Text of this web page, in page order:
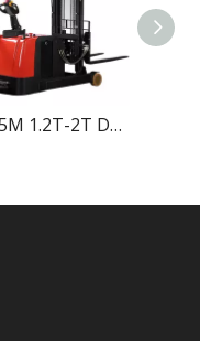
Everlift 1.5 tonnes chariot élévateur prix ciseaux atteindre camion chariots élévateurs 6M 8M 9M gerbeur électrique prix de levage gerbeur électrique